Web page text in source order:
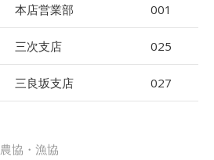
本店営業部 001
三次支店 025
三良坂支店 027
農協・漁協